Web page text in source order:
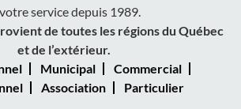
service depuis 1989.
de toutes les régions du Québec
et de l’extérieur.
Municipal
Commercial
Association Particulier